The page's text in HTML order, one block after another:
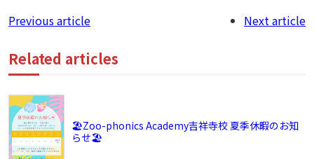
Previous article Next article
Related articles
🏖️Zoo-phonics Academy吉祥寺校 夏季休暇のお知
らせ🏖️